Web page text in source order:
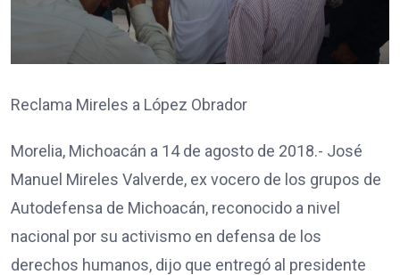
Reclama Mireles a López Obrador
Morelia, Michoacán a 14 de agosto de 2018.- José
Manuel Mireles Valverde, ex vocero de los grupos de
Autodefensa de Michoacán, reconocido a nivel
nacional por su activismo en defensa de los
derechos humanos, dijo que entregó al presidente